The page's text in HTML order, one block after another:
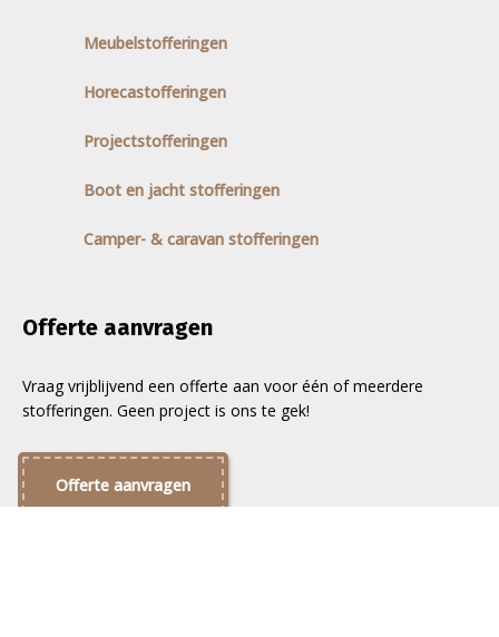
Meubelstofferingen
Horecastofferingen
Projectstofferingen
Boot en jacht stofferingen
Camper- & caravan stofferingen
Offerte aanvragen
Vraag vrijblijvend een offerte aan voor één of meerdere
stofferingen. Geen project is ons te gek!
Offerte aanvragen